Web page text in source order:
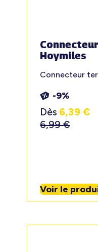
Hoymiles
Connecteur
-9%
Dès 6,39€
6,99€
Voir le